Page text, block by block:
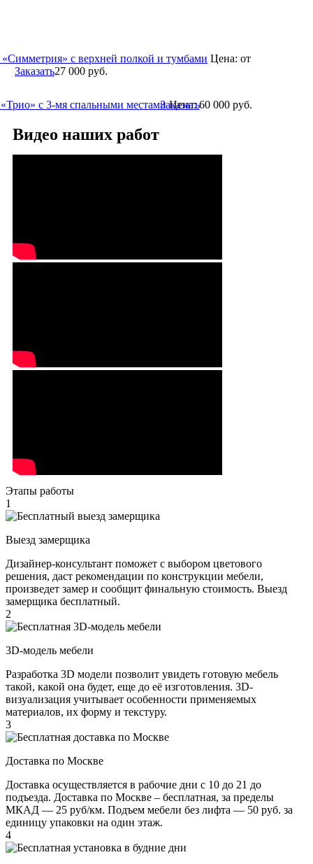
с верхней полкой и тумбами Цена: от
27 000руб.
Заказать
с 3-мя спальными местами Цена:60 000 руб.
Заказать
Видео наших работ
Этапы работы
1
Выезд замерщика
Дизайнер-консультант поможет с выбором цветового
решения, даст рекомендации по конструкции мебели,
произведет замер и сообщит финальную стоимость. Выезд
замерщика бесплатный.
2
3D-модель мебели
Разработка 3D модели позволит увидеть готовую мебель
такой, какой она будет, еще до её изготовления. 3D-
визуализация учитывает особенности применяемых
материалов, их форму и текстуру.
3
Доставка по Москве
Доставка осуществляется в рабочие дни с 10 до 21 до
подъезда. Доставка по Москве – бесплатная, за пределы
МКАД — 25 руб/км. Подъем мебели без лифта — 50 руб. за
единицу упаковки на один этаж.
4